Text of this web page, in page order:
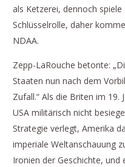
als Ketzerei, dennoch
Schlüsselrolle, daher
NDAA.
Zepp-LaRouche betonte:
Staaten nun nach dem
Zufall.“ Als die Briten im 19.
USA militärisch nicht
Strategie verlegt, Amerika
imperiale Weltanschauung
Ironien der Geschichte, und